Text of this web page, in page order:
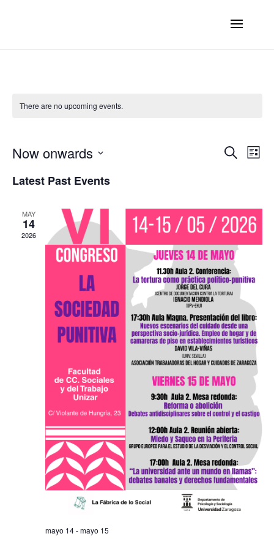
There are no upcoming events.
Search
List
Now onwards
date.
Latest Past Events
MAY
14
2026
mayo 14-mayo 15